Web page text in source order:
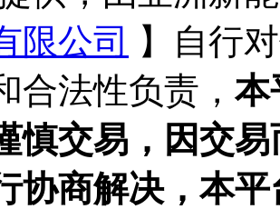
限公司
】自行
合法性负责，本
慎交易，因交
协商解决，本